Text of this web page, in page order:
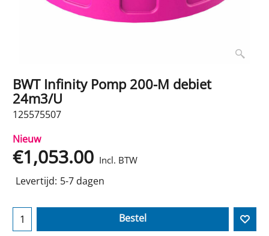
BWT Infinity Pomp 200-M debiet
24m3/U
125575507
Nieuw
€1,053.00 Incl. BTW
Levertijd: 5-7 dagen
Bestel